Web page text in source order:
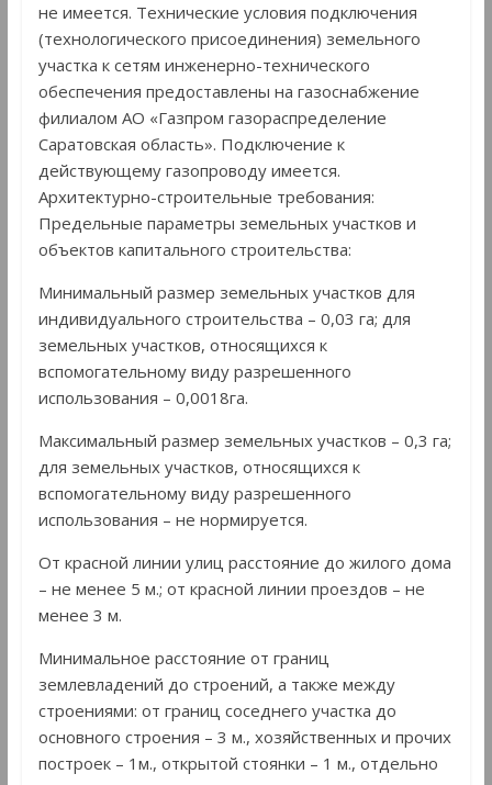
не имеется. Технические условия подключения
(технологического присоединения) земельного
участка к сетям инженерно-технического
обеспечения предоставлены на газоснабжение
филиалом АО «Газпром газораспределение
Саратовская область». Подключение к
действующему газопроводу имеется.
Архитектурно-строительные требования:
Предельные параметры земельных участков и
объектов капитального строительства:
Минимальный размер земельных участков для
индивидуального строительства – 0,03 га; для
земельных участков, относящихся к
вспомогательному виду разрешенного
использования – 0,0018га.
Максимальный размер земельных участков – 0,3 га;
для земельных участков, относящихся к
вспомогательному виду разрешенного
использования – не нормируется.
От красной линии улиц расстояние до жилого дома
– не менее 5 м.; от красной линии проездов – не
менее 3 м.
Минимальное расстояние от границ
землевладений до строений, а также между
строениями: от границ соседнего участка до
основного строения – 3 м., хозяйственных и прочих
построек – 1м., открытой стоянки – 1 м., отдельно